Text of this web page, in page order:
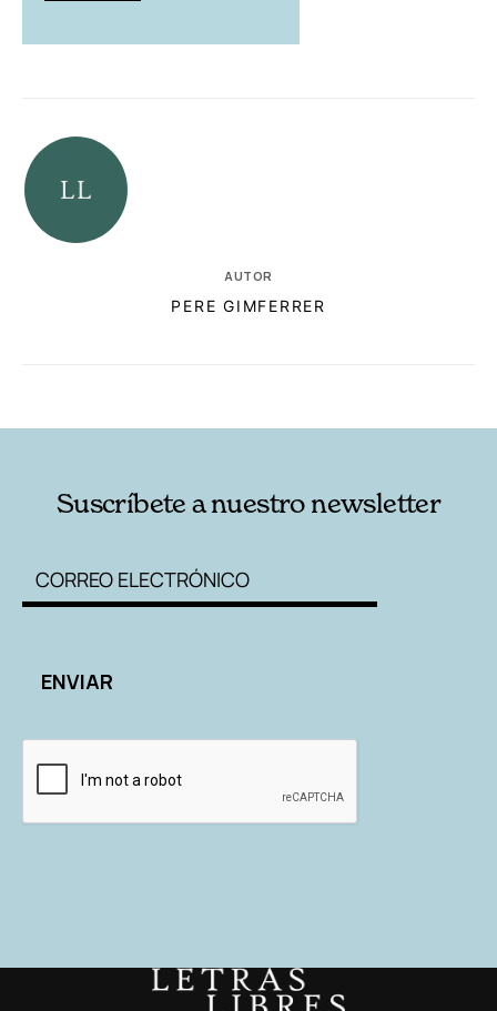
AUTOR
PERE GIMFERRER
Suscríbete a nuestro newsletter